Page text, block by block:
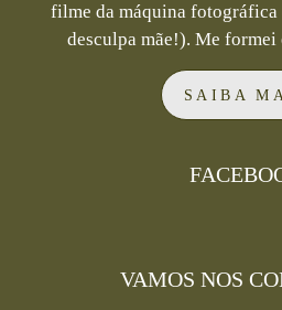
filme da máquina fotográfica
desculpa mãe!). Me formei
SAIBA
VAMOS NOS